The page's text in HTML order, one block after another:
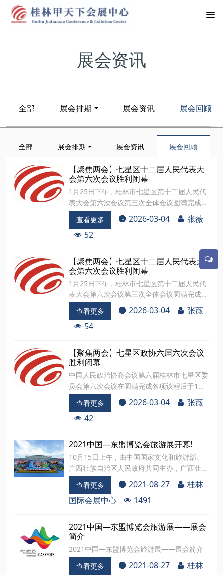
展会资讯
全部 展会排期 展会资讯 展会回顾
全部 展会排期 展会资讯 展会回顾
【聚焦两会】七星区十二届人民代表大
会第六次会议胜利闭幕
1月25日下午，桂林市七星区第十二届人民代
表大会第六次会议第三次全体会议圆满完成各
项议程，在会展中心国际会议厅胜利闭幕。闭
幕会由大会主席团常务主席、执行主席周敏主
持。裴军、郭红星、周敏、刘琴、何涛、莫家
坐。刘庆娜、赵树刚、刘春吉、赵勤、熊波
浪、胡媛媛、以体杰、伍晖琳和大会主席团成
员在主席台就座。七星区十二届人大六次会议
应到代表173人，出席闭幕会代表149人
查看更多 2026-03-04
张薇
52
【聚焦两会】七星区十二届人民代表大
会第六次会议胜利闭幕
1月25日下午，桂林市七星区第十二届人民代
表大会第六次会议第三次全体会议圆满完成各
项议程，在会展中心国际会议厅胜利闭幕。闭
幕会由大会主席团常务主席、执行主席周敏主
持。裴军、郭红星、周敏、刘琴、何涛、莫家
坐。刘庆娜、赵树刚、刘春吉、赵勤、熊波
浪、胡媛媛、以体杰、伍晖琳和大会主席团成
员在主席台就座。七星区十二届人大六次会议
应到代表173人，出席闭幕会代表149人
查看更多 2026-03-04
张薇
54
【聚焦两会】七星区政协六届六次会议
胜利闭幕
中国人民政治协商会议第六届桂林市七星区委
员会第六次会议在圆满完成各项议程后于1月
24日下午闭幕。区委书记裴军，区长郭红
星，区人大常委会主任周敏，区政协主席刘
琴，何涛、刘春吉、刘延风、张一新、彭小
议应到委员182名，实到委员152名，符合
《政协章程》规定。会议通过中国人民政治协
商会议第六届桂林市七星区委员会第六次会议
各项决议。区政协主席刘琴作闭幕讲话。刘琴
指出
查看更多 2026-03-04
张薇
42
2021中国—东盟博览会旅游展开幕!
10月15日上午，由中国国家文化和旅游部、
广西壮族自治区人民政府共同主办，广西壮族
自治区文化和旅游厅、中国—东盟博览会秘书
处、桂林市人民政府三方共同承办的2021中
国—东盟博览会旅游展（以下简称“旅游展”）
化‘一带一路’建设，推动旅游高质量发展”为主
题，旨在促进中国—东盟文化旅游互联互通，
推动服务10+1旅游合作向“一带一路”沿线国家
延伸，助力建设更
查看更多 2021-08-27
桂林
国际会展中心
1491
2021中国—东盟博览会旅游展——展会
简介
2021中国—东盟博览会旅游展——展会简介
查看更多
2021-08-27
桂林